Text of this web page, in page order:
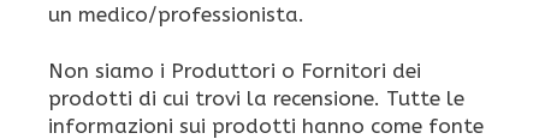
un medico/professionista.
Non siamo i Produttori o Fornitori dei
prodotti di cui trovi la recensione. Tutte le
informazioni sui prodotti hanno come fonte